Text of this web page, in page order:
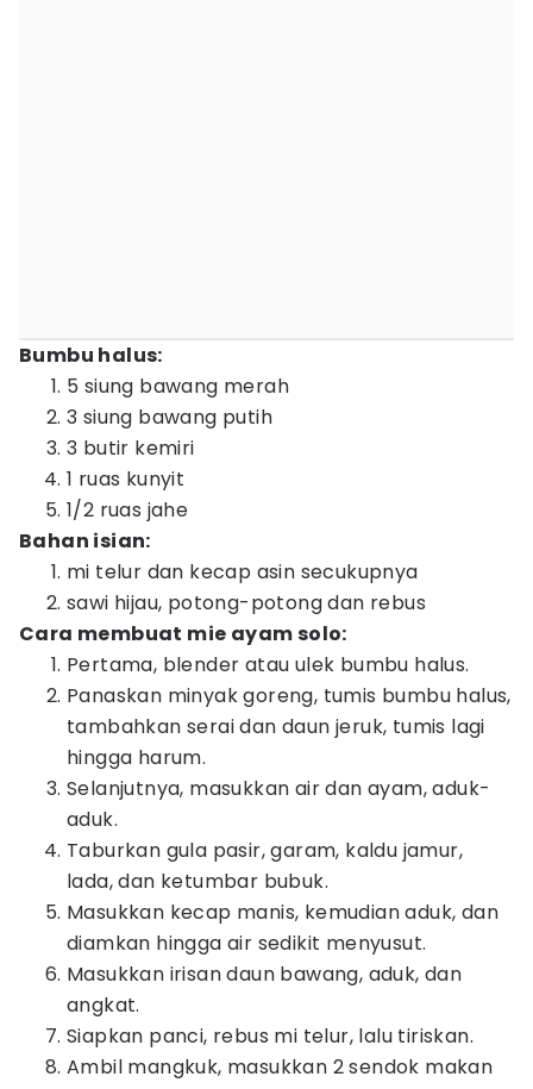
Bumbu halus:
5 siung bawang merah
3 siung bawang putih
3 butir kemiri
1 ruas kunyit
1/2 ruas jahe
Bahan isian:
mi telur dan kecap asin secukupnya
sawi hijau, potong-potong dan rebus
Cara membuat mie ayam solo:
Pertama, blender atau ulek bumbu halus.
Panaskan minyak goreng, tumis bumbu halus,
tambahkan serai dan daun jeruk, tumis lagi
hingga harum.
Selanjutnya, masukkan air dan ayam, aduk-
aduk.
Taburkan gula pasir, garam, kaldu jamur,
lada, dan ketumbar bubuk.
Masukkan kecap manis, kemudian aduk, dan
diamkan hingga air sedikit menyusut.
Masukkan irisan daun bawang, aduk, dan
angkat.
Siapkan panci, rebus mi telur, lalu tiriskan.
Ambil mangkuk, masukkan 2 sendok makan